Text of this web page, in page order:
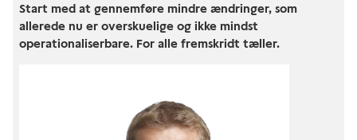
Start med at gennemføre mindre ændringer, som
allerede nu er overskuelige og ikke mindst
operationaliserbare. For alle fremskridt tæller.